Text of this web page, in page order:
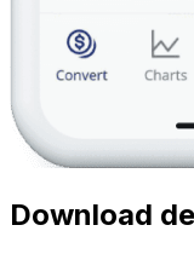
Download